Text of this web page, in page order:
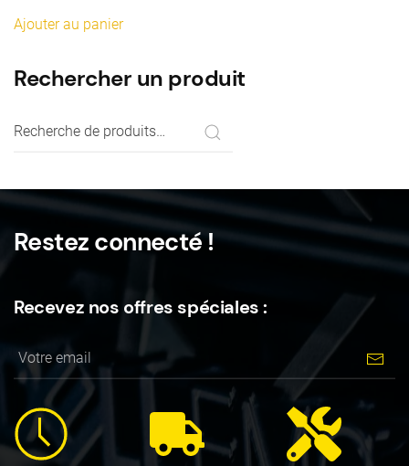
Ajouter au panier
Rechercher un produit
Recherche
Restez connecté !
Recevez nos offres spéciales :